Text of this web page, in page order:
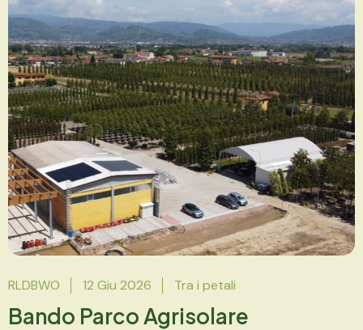
RLDBWO 12 Giu 2026 Tra i petali
Bando Parco Agrisolare